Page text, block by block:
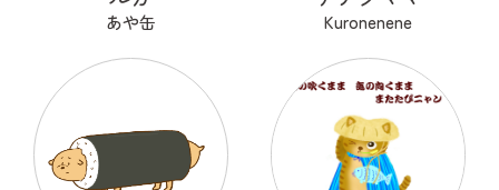
あや缶 Kuronenene